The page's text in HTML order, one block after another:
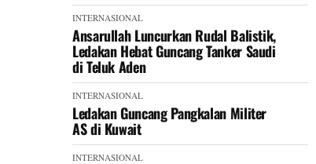
INTERNASIONAL
Ansarullah Luncurkan Rudal Balistik,
Ledakan Hebat Guncang Tanker Saudi
di Teluk Aden
INTERNASIONAL
Ledakan Guncang Pangkalan Militer
AS di Kuwait
INTERNASIONAL